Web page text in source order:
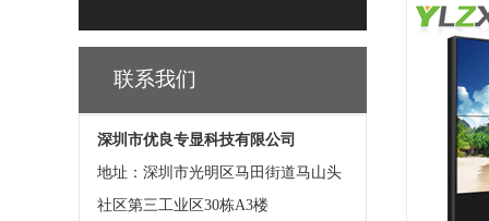
联系我们
深圳市优良专显科技有限公司
地址：深圳市光明区马田街道马山头
社区第三工业区30栋A3楼